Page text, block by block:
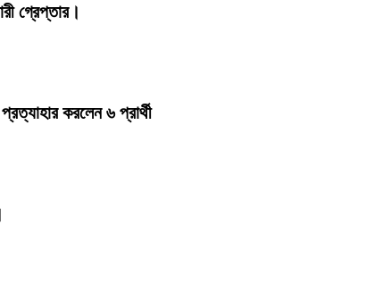
গ্রেপ্তার।
করলেন ৬ প্রার্থী